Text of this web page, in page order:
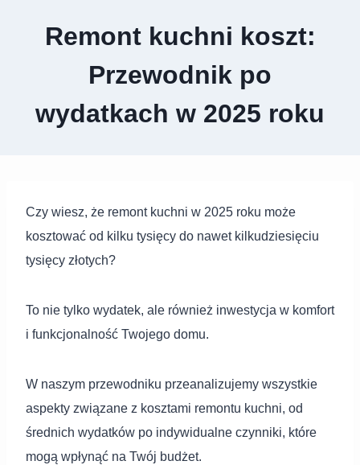
Remont kuchni koszt:
Przewodnik po
wydatkach w 2025 roku
Czy wiesz, że remont kuchni w 2025 roku może
kosztować od kilku tysięcy do nawet kilkudziesięciu
tysięcy złotych?
To nie tylko wydatek, ale również inwestycja w komfort
i funkcjonalność Twojego domu.
W naszym przewodniku przeanalizujemy wszystkie
aspekty związane z kosztami remontu kuchni, od
średnich wydatków po indywidualne czynniki, które
mogą wpłynąć na Twój budżet.